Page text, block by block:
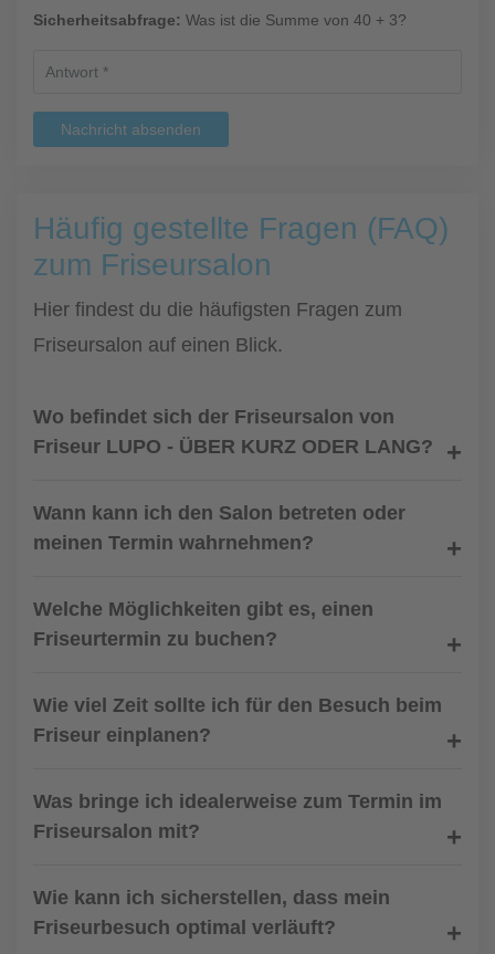
Sicherheitsabfrage: Was ist die Summe von 40 + 3?
Nachricht absenden
Häufig gestellte Fragen (FAQ)
zum Friseursalon
Hier findest du die häufigsten Fragen zum
Friseursalon auf einen Blick.
Wo befindet sich der Friseursalon von
Friseur LUPO - ÜBER KURZ ODER LANG?
Wann kann ich den Salon betreten oder
meinen Termin wahrnehmen?
Welche Möglichkeiten gibt es, einen
Friseurtermin zu buchen?
Wie viel Zeit sollte ich für den Besuch beim
Friseur einplanen?
Was bringe ich idealerweise zum Termin im
Friseursalon mit?
Wie kann ich sicherstellen, dass mein
Friseurbesuch optimal verläuft?